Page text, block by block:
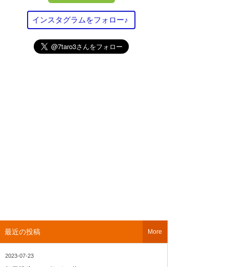
インスタグラムをフォロー♪
最近の投稿
2023-07-23
More